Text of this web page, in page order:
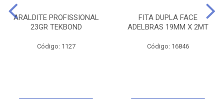
ARALDITE PROFISSIONAL
23GR TEKBOND
Código: 1127
FITA DUPLA FACE
ADELBRAS 19MM X 2MT
Código: 16846